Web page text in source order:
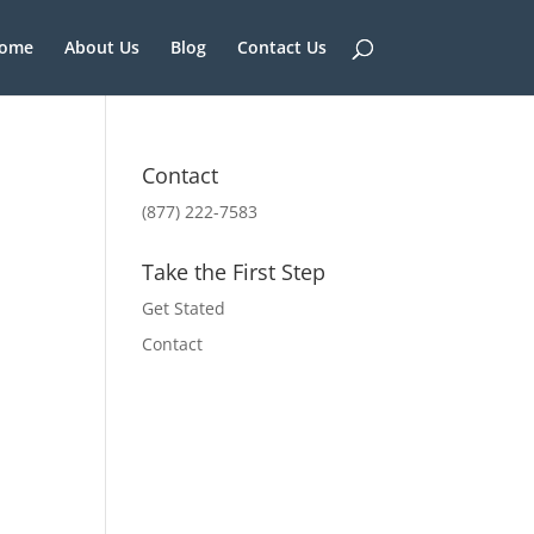
About Us Blog Contact Us
Contact
(877) 222-7583
Take the First Step
Get Stated
Contact